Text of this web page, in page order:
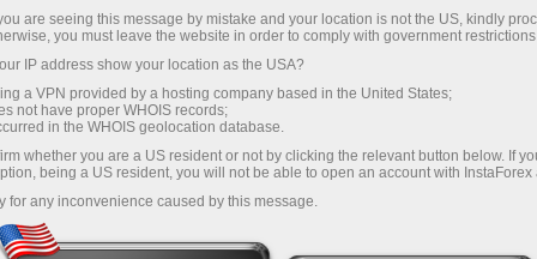
点差和手续费，以及股票和指数交
易的优惠条件
时可获得高达30%的奖金，并享受
30%奖金
交易速度
与赛道速度
您的专属礼物大奖
充值$333—选择价值高达$1,500的礼物
are seeing this message by mistake and your location is not the US, kindly
you must leave the website in order to comply with government
IP address show your location as the USA?
a VPN provided by a hosting company based in the United States;
not have proper WHOIS records;
in the WHOIS geolocation database.
whether you are a US resident or not by clicking the relevant button below. If
being a US resident, you will not be able to open an account with InstaForex
for any inconvenience caused by this message.